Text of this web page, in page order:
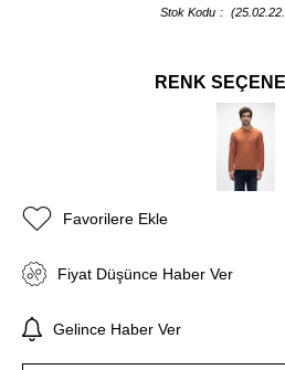
Stok Kodu
RENK
Favorilere Ekle
Fiyat Düşünce Haber Ver
Gelince Haber Ver